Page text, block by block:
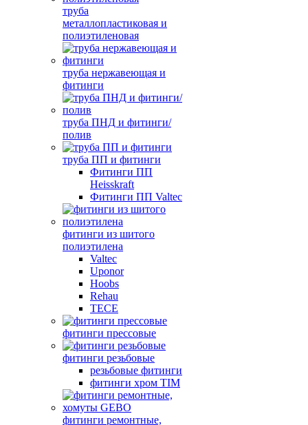
труба
металлопластиковая и
полиэтиленовая
труба нержавеющая и
фитинги
труба ПНД и фитинги/
полив
труба ПП и фитинги
Фитинги ПП
Heisskraft
Фитинги ПП Valtec
фитинги из шитого
полиэтилена
Valtec
Uponor
Hoobs
Rehau
TECE
фитинги прессовые
фитинги резьбовые
резьбовые фитинги
фитинги хром TIM
фитинги ремонтные,